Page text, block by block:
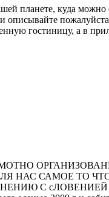
планете, куда
описывайте
гостиницу, а в
НАС САМОЕ ТО
С